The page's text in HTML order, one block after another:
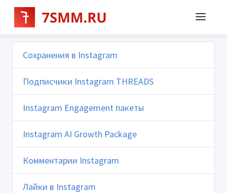
Сохранения в Instagram
Подписчики Instagram THREADS
Instagram Engagement пакеты
Instagram AI Growth Package
Комментарии Instagram
Лайки в Instagram